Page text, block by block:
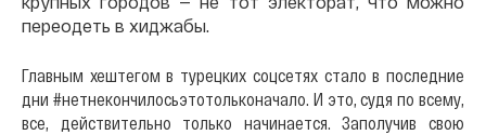
переодеть в хиджабы.
Главным хештегом в турецких соцсетях стало в последние
дни #нетнекончилосьэтотольконачало. И это, судя по всему,
все, действительно только начинается. Заполучив свою